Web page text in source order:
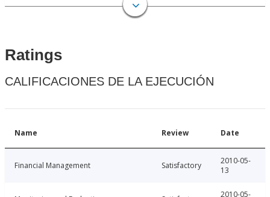
Ratings
CALIFICACIONES DE LA EJECUCIÓN
Name Review Date
Financial Management Satisfactory
2010-05-
13
2010-05-